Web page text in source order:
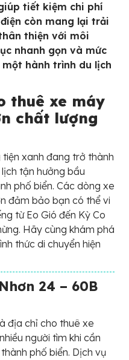
tiết kiệm chi phí
còn mang lại trải
thiện với môi
nhanh gọn và mức
hành trình du lịch
thuê xe máy
chất lượng
xanh đang trở thành
tận hưởng bầu
phố biển. Các dòng xe
đảm bảo bạn có thể vi
từ Eo Gió đến Kỳ Co
Hãy cùng khám phá
thức di chuyển hiện
24 – 60B
địa chỉ cho thuê xe
người tìm khi cần
phố biển. Dịch vụ